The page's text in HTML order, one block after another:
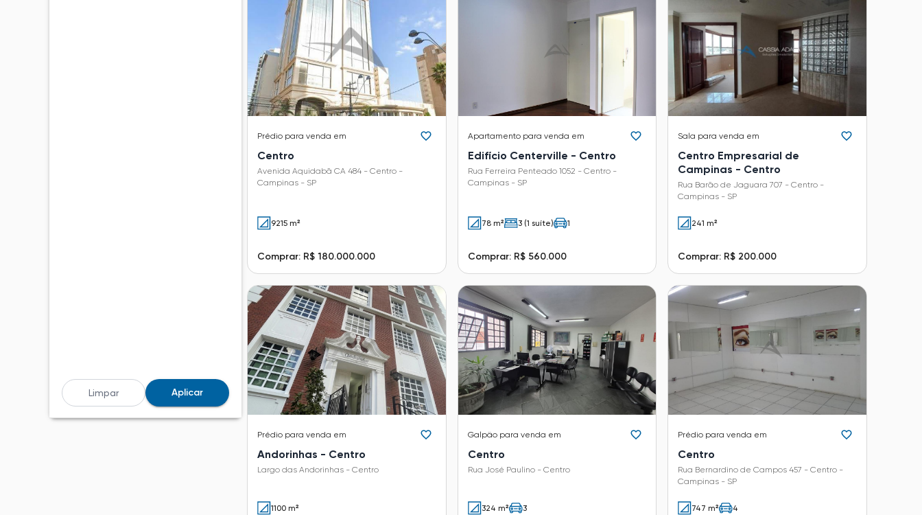
Limpar Aplicar
Prédio para venda em
Centro
Avenida Aquidabã CA 484 - Centro -
Campinas - SP
9215 m²
Comprar: R$ 180.000.000
Apartamento para venda em
Edifício Centerville - Centro
Rua Ferreira Penteado 1052 - Centro -
Campinas - SP
78 m² 3 (1 suíte) 1
Comprar: R$ 560.000
Sala para venda em
Centro Empresarial de
Campinas - Centro
Rua Barão de Jaguara 707 - Centro -
Campinas - SP
241 m²
Comprar: R$ 200.000
Prédio para venda em
Andorinhas - Centro
Largo das Andorinhas - Centro
1100 m²
Galpão para venda em
Centro
Rua José Paulino - Centro
324 m² 3
Prédio para venda em
Centro
Rua Bernardino de Campos 457 - Centro -
Campinas - SP
747 m² 4